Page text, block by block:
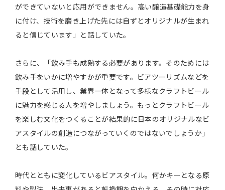
ができていないと応用ができません。高い醸造基礎能力を身
に付け、技術を磨き上げた先には自ずとオリジナルが生まれ
ると信じています」と話していた。
さらに、「飲み手も成熟する必要があります。そのためには
飲み手をいかに増やすかが重要です。ビアツーリズムなどを
手段として活用し、業界一体となって多様なクラフトビール
に魅力を感じる人を増やしましょう。もっとクラフトビール
を楽しむ文化をつくることが結果的に日本のオリジナルなビ
アスタイルの創造につながっていくのではないでしょうか」
とも話していた。
時代とともに変化しているビアスタイル。何かキーとなる原